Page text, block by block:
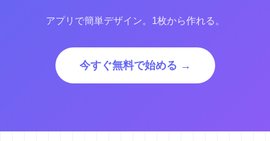
アプリで簡単デザイン。1枚から作れる。
今すぐ無料で始める →